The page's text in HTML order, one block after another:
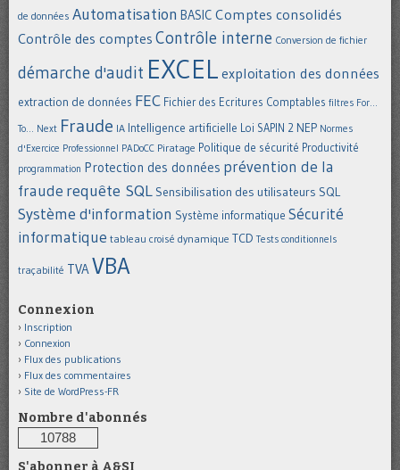
de données Automatisation BASIC Comptes consolidés
Contrôle des comptes Contrôle interne Conversion de fichier
démarche d'audit EXCEL exploitation des données
extraction de données FEC Fichier des Ecritures Comptables filtres For...
To... Next Fraude IA Intelligence artificielle Loi SAPIN 2 NEP Normes
d'Exercice Professionnel PADoCC Piratage Politique de sécurité Productivité
programmation Protection des données prévention de la
fraude requête SQL Sensibilisation des utilisateurs SQL
Système d'information Système informatique Sécurité
informatique tableau croisé dynamique TCD Tests conditionnels
traçabilité TVAVBA
Connexion
Inscription
Connexion
Flux des publications
Flux des commentaires
Site de WordPress-FR
Nombre d'abonnés
10788
S'abonner à A&SI